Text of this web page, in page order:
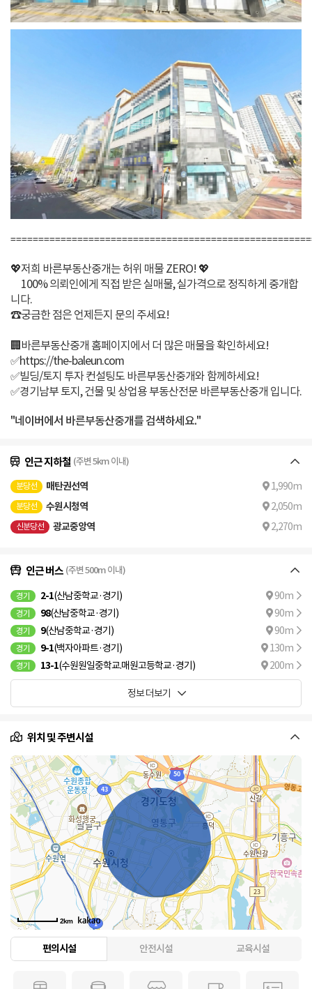
💖저희 바른부동산중개는 허위 매물 ZERO! 💖
100% 의뢰인에게 직접 받은 실매물, 실가격으로 정직하게 중개합
니다.
☎️궁금한 점은 언제든지 문의 주세요!
🏢바른부동산중개 홈페이지에서 더 많은 매물을 확인하세요!
✅https://the-baleun.com
✅빌딩/토지 투자 컨설팅도 바른부동산중개와 함께하세요!
✅경기남부 토지, 건물 및 상업용 부동산전문 바른부동산중개 입니다.
"네이버에서 바른부동산중개를 검색하세요."
인근 지하철 (주변 5km 이내)
분당선 매탄권선역 1,990m
분당선 수원시청역 2,050m
신분당선 광교중앙역 2,270m
인근 버스 (주변 500m 이내)
경기 2-1(산남중학교·경기) 90m
경기 98(산남중학교·경기) 90m
경기 9(산남중학교·경기) 90m
경기 9-1(백자아파트·경기) 130m
경기 13-1(수원원일중학교.매원고등학교·경기) 200m
정보 더보기
위치 및 주변시설
2km
편의시설 안전시설 교육시설